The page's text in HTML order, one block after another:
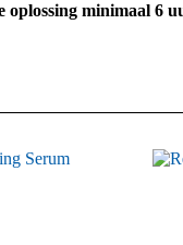
oplossing minimaal 6